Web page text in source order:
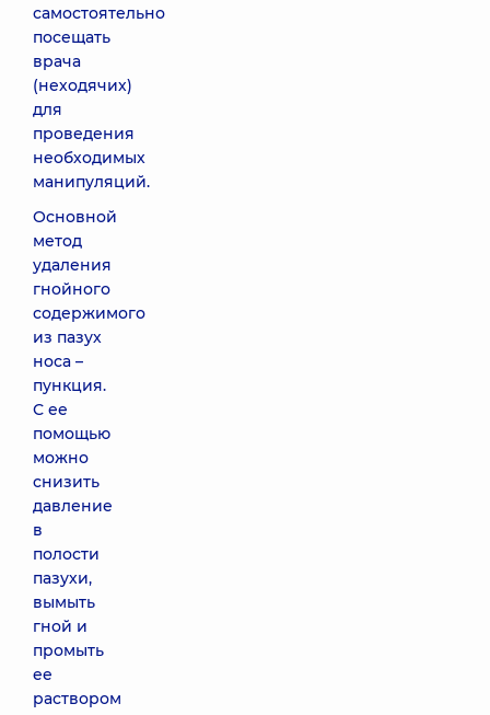
самостоятельно
посещать
врача
(неходячих)
для
проведения
необходимых
манипуляций.
Основной
метод
удаления
гнойного
содержимого
из пазух
носа –
пункция.
С ее
помощью
можно
снизить
давление
в
полости
пазухи,
вымыть
гной и
промыть
ее
раствором